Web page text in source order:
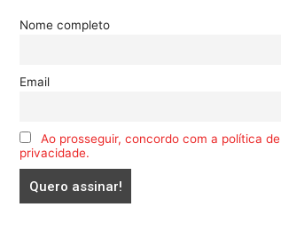
Nome completo
Email
Ao prosseguir, concordo com a política de
privacidade.